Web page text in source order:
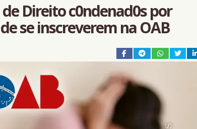
Direito c0ndenad0s por
se inscreverem na OAB